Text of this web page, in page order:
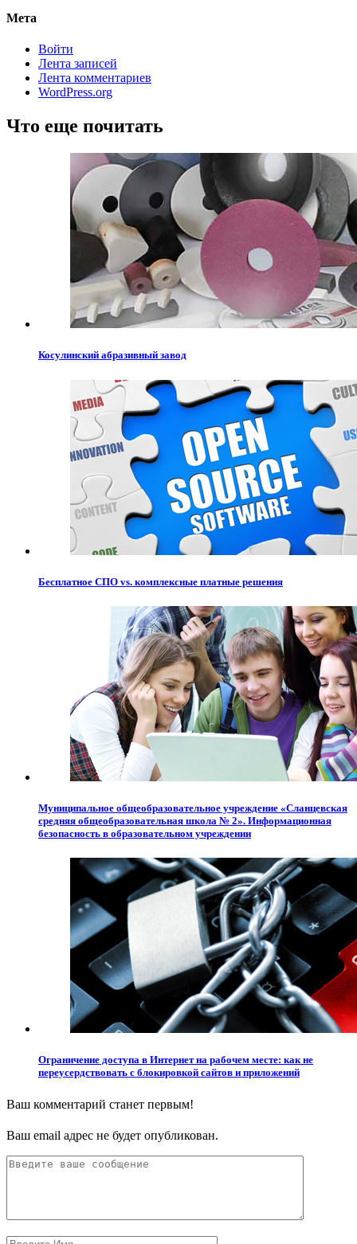
Мета
Войти
Лента записей
Лента комментариев
WordPress.org
Что еще почитать
Косулинский абразивный завод
Бесплатное СПО vs. комплексные платные решения
Муниципальное общеобразовательное учреждение «Сланцевская
средняя общеобразовательная школа № 2». Информационная
безопасность в образовательном учреждении
Ограничение доступа в Интернет на рабочем месте: как не
переусердствовать с блокировкой сайтов и приложений
Ваш комментарий станет первым!
Ваш email адрес не будет опубликован.